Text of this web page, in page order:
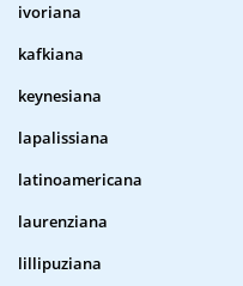
ivoriana
kafkiana
keynesiana
lapalissiana
latinoamericana
laurenziana
lillipuziana